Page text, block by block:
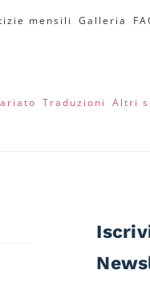
mensili Galleria
Traduzioni Altri